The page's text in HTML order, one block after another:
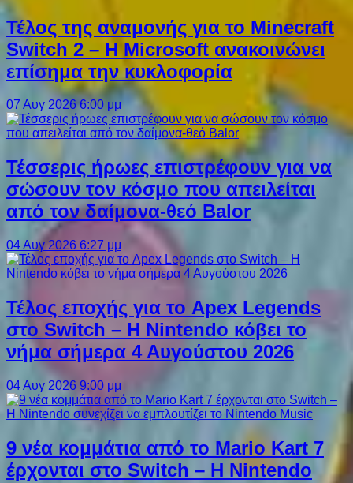
Τέλος της αναμονής για το Minecraft
Switch 2 – Η Microsoft ανακοινώνει
επίσημα την κυκλοφορία
07 Αυγ 2026 6:00 μμ
Τέσσερις ήρωες επιστρέφουν για να
σώσουν τον κόσμο που απειλείται
από τον δαίμονα-θεό Balor
04 Αυγ 2026 6:27 μμ
Τέλος εποχής για το Apex Legends
στο Switch – Η Nintendo κόβει το
νήμα σήμερα 4 Αυγούστου 2026
04 Αυγ 2026 9:00 μμ
9 νέα κομμάτια από το Mario Kart 7
έρχονται στο Switch – Η Nintendo